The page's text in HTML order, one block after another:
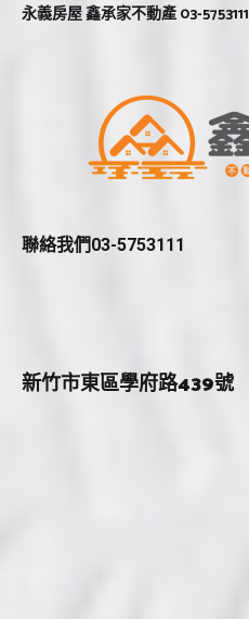
永義房屋 鑫承家不動產 03-5753111
聯絡我們03-5753111
新竹市東區學府路439號